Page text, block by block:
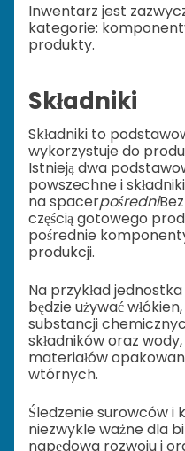
Inwentarz jest
kategorie:
produkty.
Składniki
Składniki to
wykorzystuje do
Istnieją dwa
powszechne i
na spacerpośredni
częścią gotowego
pośrednie
produkcji.
Na przykład
będzie używać
substancji
składników oraz
materiałów
wtórnych.
Śledzenie surowców i
niezwykle ważne dla
napędowa rozwoju i